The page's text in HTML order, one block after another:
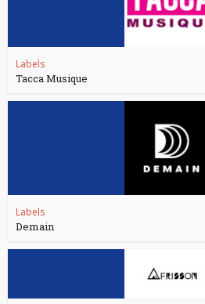
Labels
Tacca Musique
Labels
Demain